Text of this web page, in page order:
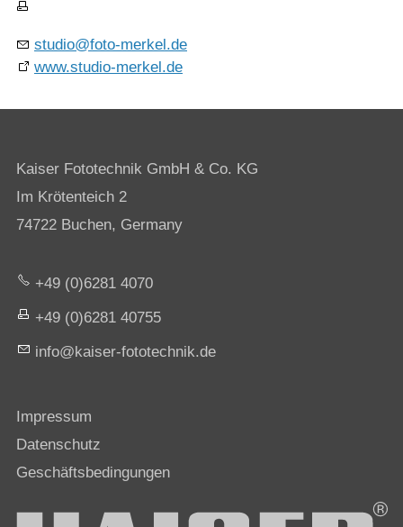
studio@foto-merkel.de
www.studio-merkel.de
Kaiser Fototechnik GmbH & Co. KG
Im Krötenteich 2
74722 Buchen, Germany
+49 (0)6281 4070
+49 (0)6281 40755
nf
k s r-f t t chn k d
Impressum
Datenschutz
Geschäftsbedingungen